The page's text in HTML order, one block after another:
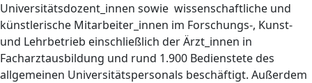
Universitätsdozent_innen sowie wissenschaftliche und
künstlerische Mitarbeiter_innen im Forschungs-, Kunst-
und Lehrbetrieb einschließlich der Ärzt_innen in
Facharztausbildung und rund 1.900 Bedienstete des
allgemeinen Universitätspersonals beschäftigt. Außerdem